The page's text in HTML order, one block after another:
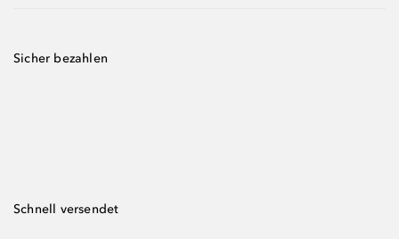
Sicher bezahlen
Schnell versendet